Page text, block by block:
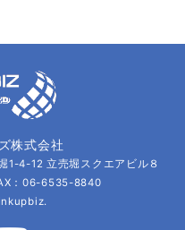
株式会社
4-12 立売堀スクエアビル８
：06-6535-8840